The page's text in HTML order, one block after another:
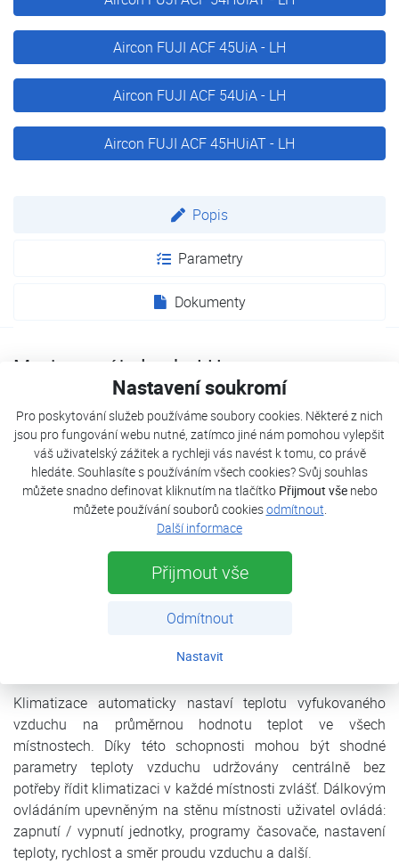
Nastavení soukromí
Pro poskytování služeb používáme soubory cookies. Některé z nich
jsou pro fungování webu nutné, zatímco jiné nám pomohou vylepšit
váš uživatelský zážitek a rychleji vás navést k tomu, co právě
hledáte. Souhlasíte s používáním všech cookies? Svůj souhlas
můžete snadno definovat kliknutím na tlačítko Přijmout všenebo
můžete používání souborů cookiesodmítnout
Další informace
Přijmout vše
Odmítnout
Nastavit
Aircon FUJI ACF 45UiA - LH
Aircon FUJI ACF 54UiA - LH
Aircon FUJI ACF 45HUiAT - LH
Popis
Parametry
Dokumenty
Mezistropní jednotky LH
Mezistropní jednotky jsou splitové jednotky, které jsou
schopny distribuovat vzduch z jedné centrální jednotky do
několika místností současně nebo v jedné místnosti
vydechují vzduch na několika různých místech. Je zcela
lhostejno jakého tvaru či v jakém stylu je Vaše místnost.
Mezistropní jednotky vždy zaručí rovnoměrnou a správnou
teplotu prostoru pomocí volitelných distribučních
elementů – výdechových mřížek umístěných ve zdi či ve
stropě. Navíc díky svému jinak zcela skrytému provedení
historicky cenných interiérů. Jsou ideální také pro hotely,
Klimatizace automaticky nastaví teplotu vyfukovaného
vzduchu na průměrnou hodnotu teplot ve všech
místnostech. Díky této schopnosti mohou být shodné
parametry teploty vzduchu udržovány centrálně bez
potřeby řídit klimatizaci v každé místnosti zvlášť. Dálkovým
ovládáním upevněným na stěnu místnosti uživatel ovládá:
zapnutí / vypnutí jednotky, programy časovače, nastavení
teploty, rychlost a směr proudu vzduchu a další.